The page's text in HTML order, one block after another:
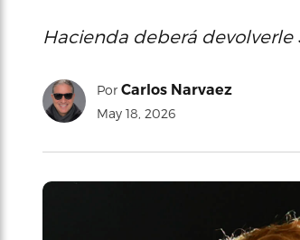
Hacienda deberá
Por Carlos Narvaez
May 18, 2026